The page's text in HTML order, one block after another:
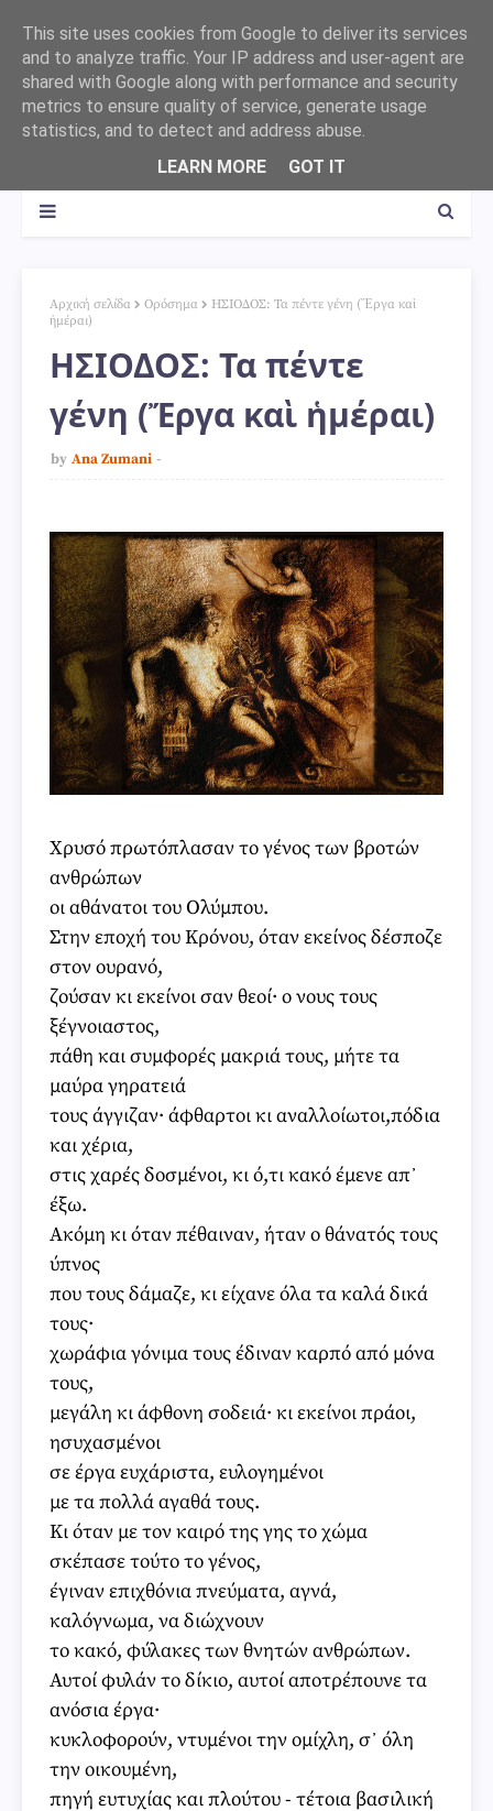
Αρχική σελίδα Ορόσημα
ΗΣΙΟΔΟΣ: Τα πέντε γένη (Ἔργα καὶ
ἡμέραι)
ΗΣΙΟΔΟΣ: Τα πέντε
γένη (Ἔργα καὶ ἡμέραι)
by Ana Zumani
Χρυσό πρωτόπλασαν το γένος των βροτών
ανθρώπων
οι αθάνατοι του Ολύμπου.
Στην εποχή του Κρόνου, όταν εκείνος δέσποζε
στον ουρανό,
ζούσαν κι εκείνοι σαν θεοί· ο νους τους
ξέγνοιαστος,
πάθη και συμφορές μακριά τους, μήτε τα
μαύρα γηρατειά
τους άγγιζαν· άφθαρτοι κι αναλλοίωτοι,πόδια
και χέρια,
στις χαρές δοσμένοι, κι ό,τι κακό έμενε απ᾽
έξω.
Ακόμη κι όταν πέθαιναν, ήταν ο θάνατός τους
ύπνος
που τους δάμαζε, κι είχανε όλα τα καλά δικά
τους·
χωράφια γόνιμα τους έδιναν καρπό από μόνα
τους,
μεγάλη κι άφθονη σοδειά· κι εκείνοι πράοι,
ησυχασμένοι
σε έργα ευχάριστα, ευλογημένοι
με τα πολλά αγαθά τους.
Κι όταν με τον καιρό της γης το χώμα
σκέπασε τούτο το γένος,
έγιναν επιχθόνια πνεύματα, αγνά,
καλόγνωμα, να διώχνουν
το κακό, φύλακες των θνητών ανθρώπων.
Αυτοί φυλάν το δίκιο, αυτοί αποτρέπουνε τα
ανόσια έργα·
κυκλοφορούν, ντυμένοι την ομίχλη, σ᾽ όλη
την οικουμένη,
πηγή ευτυχίας και πλούτου - τέτοια βασιλική
This site uses cookies from Google to deliver its services
and to analyze traffic. Your IP address and user-agent are
shared with Google along with performance and security
metrics to ensure quality of service, generate usage
statistics, and to detect and address abuse.
LEARN MORE
GOT IT